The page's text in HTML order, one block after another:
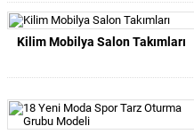
Kilim Mobilya Salon Takımları